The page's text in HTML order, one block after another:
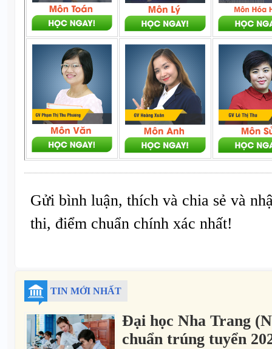
Gửi bình luận, thích và chia sẻ và
thi, điểm chuẩn chính xác nhất!
TIN MỚI NHẤT
Đại học Nha Trang
chuẩn trúng tuyển